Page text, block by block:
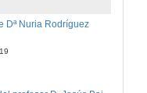
Dª Nuria Rodríguez